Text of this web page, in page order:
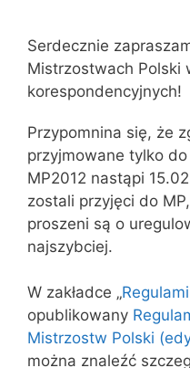
Serdecznie
Mistrzostwach Polski
korespondencyjnych!
Przypomnina się, że
przyjmowane tylko do
MP2012 nastąpi
zostali przyjęci do
proszeni są o
najszybciej.
W zakładce „
opublikowany
Mistrzostw Polski
można znaleźć